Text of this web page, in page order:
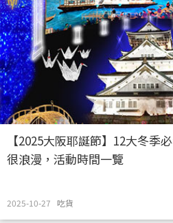
【2025大阪耶誕節】12大冬季
很浪漫，活動時間一覽
2025-10-27 吃貨